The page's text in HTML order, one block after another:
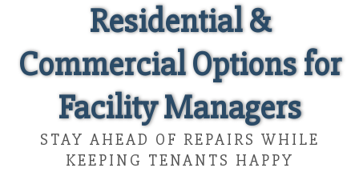
Residential &
Commercial Options for
Facility Managers
STAY AHEAD OF REPAIRS WHILE
KEEPING TENANTS HAPPY